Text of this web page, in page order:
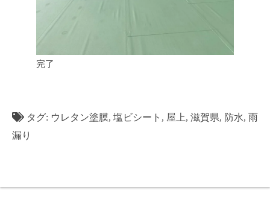
完了
タグ: ウレタン塗膜, 塩ビシート , 屋上, 滋賀県, 防水, 雨
漏り